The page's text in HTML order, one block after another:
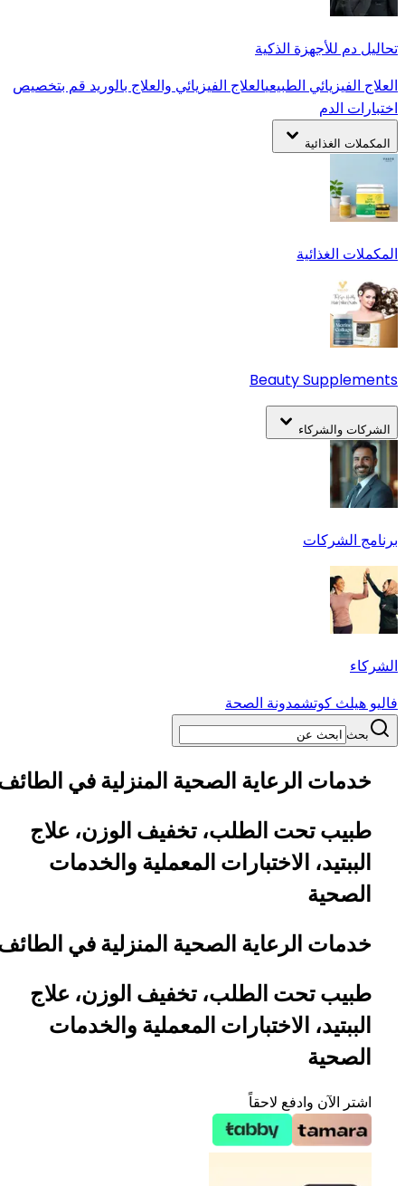
تحاليل دم للأجهزة الذكية
العلاج الفيزيائي الطبيعيالعلاج الفيزيائي والعلاج بالوريد قم بتخصيص
اختبارات الدم
المكملات الغذائية
المكملات الغذائية
Beauty Supplements
الشركات والشركاء
برنامج الشركات
الشركاء
فاليو هيلث كوتشمدونة الصحة
بحث
خدمات الرعاية الصحية المنزلية في
طبيب تحت الطلب، تخفيف الوزن، علاج
الببتيد، الاختبارات المعملية والخدمات
الصحية
خدمات الرعاية الصحية المنزلية في
طبيب تحت الطلب، تخفيف الوزن، علاج
الببتيد، الاختبارات المعملية والخدمات
الصحية
اشتر الآن وادفع لاحقاً